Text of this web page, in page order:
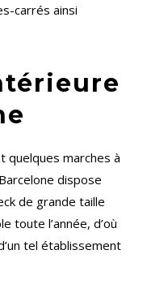
carrés ainsi
quelques marches à
dispose
de grande taille
toute l’année, d’où
tel établissement